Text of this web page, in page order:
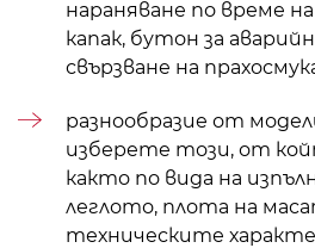
нараняване по време
капак, бутон за
свързване на
разнообразие от
изберете този, от
както по вида на
леглото, плота на
техническите